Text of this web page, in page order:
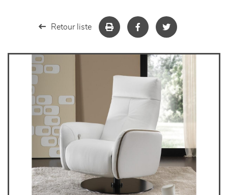
décoration
Retour liste